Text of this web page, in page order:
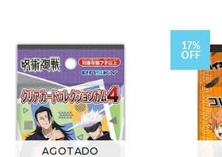
AGOTADO
17%
OFF